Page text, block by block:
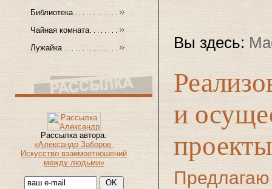
Библиотека
Чайная комната
Лужайка
Рассылка автора.
«Александр Заборов:
Искусство взаимоотношений
между людьми»
Вы здесь:
и
проекты